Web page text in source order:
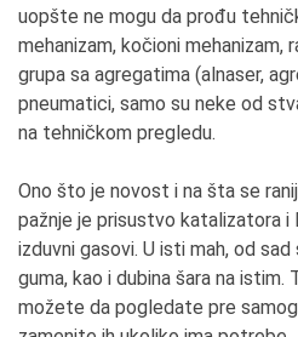
uopšte ne mogu da prođu
mehanizam, kočioni mehanizam,
grupa sa agregatima (alnaser,
pneumatici, samo su neke od
na tehničkom pregledu.
Ono što je novost i na šta se
pažnje je prisustvo katalizatora
izduvni gasovi. U isti mah, od
guma, kao i dubina šara na
možete da pogledate pre